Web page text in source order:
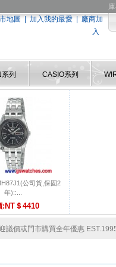
地圖 加入我的最愛
廠商加
入
列 CASIO系列
公司貨,保固2
年)::...
:NT＄4410
議價或門市購買全年優惠